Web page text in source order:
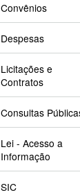
Convênios
Despesas
Licitações e
Contratos
Consultas
Lei - Acesso a
Informação
SIC